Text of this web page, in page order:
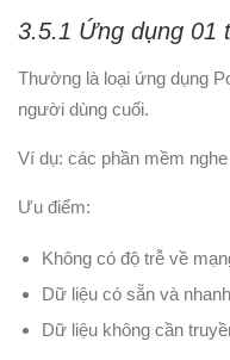
3.5.1 Ứng dụng 01
Thường là loại ứng dụng
người dùng cuối.
Ví dụ: các phần mềm
Ưu điểm:
Không có độ trễ về
Dữ liệu có sẵn và
Dữ liệu không cần